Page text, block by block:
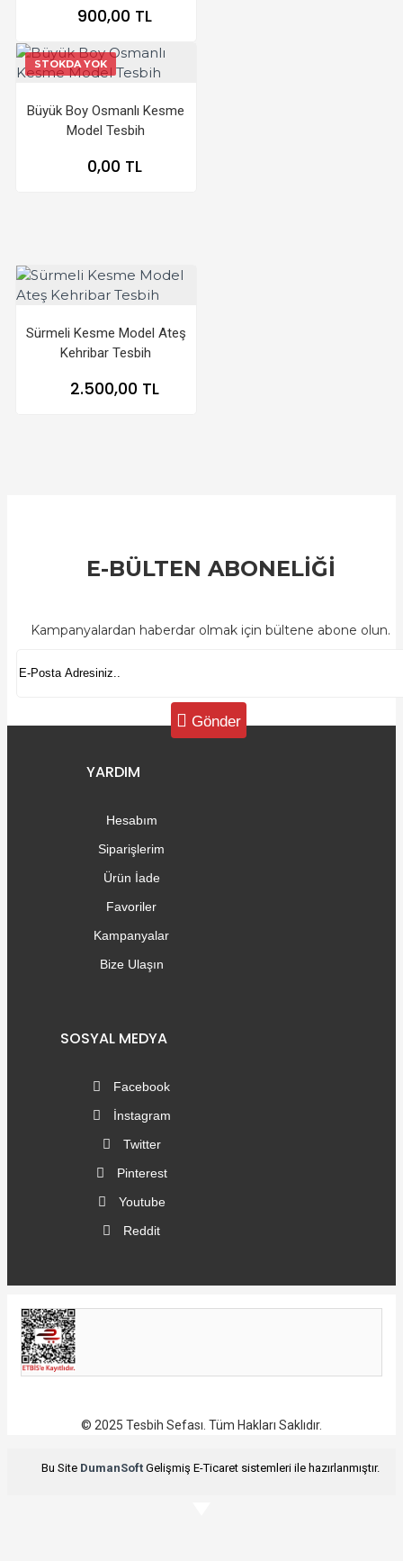
900,00 TL
STOKDA YOK
Büyük Boy Osmanlı Kesme
Model Tesbih
0,00 TL
Sürmeli Kesme Model Ateş
Kehribar Tesbih
2.500,00 TL
E-BÜLTEN ABONELİĞİ
Kampanyalardan haberdar olmak için bültene abone olun.
Gönder
YARDIM
Hesabım
Siparişlerim
Ürün İade
Favoriler
Kampanyalar
Bize Ulaşın
SOSYAL MEDYA
Facebook
İnstagram
Twitter
Pinterest
Youtube
Reddit
© 2025 Tesbih Sefası. Tüm Hakları Saklıdır.
Bu Site DumanSoft Gelişmiş E-Ticaret sistemleri ile hazırlanmıştır.